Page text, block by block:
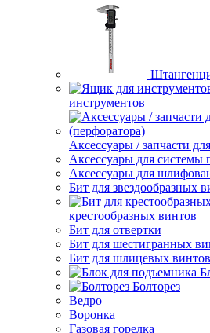
инструментов
Аксессуары / запчасти
Аксессуары для системы
Аксессуары для
Бит для звездообразных
крестообразных винтов
Бит для отвертки
Бит для шестигранных
Бит для шлицевых винтов
Болторез
Ведро
Воронка
Газовая горелка